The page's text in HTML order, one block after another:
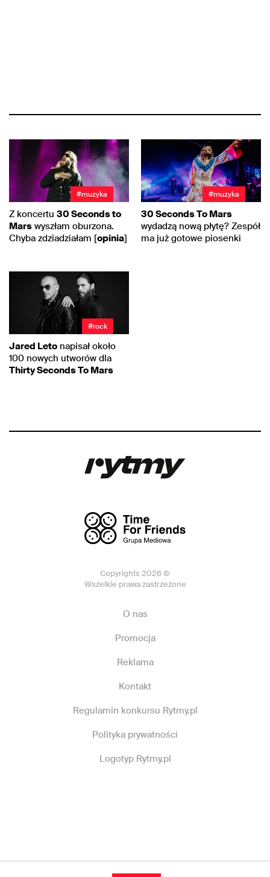
#muzyka
Z koncertu 30 Seconds to
Mars wyszłam oburzona.
Chyba zdziadziałam [opinia]
#muzyka
30 Seconds To Mars
wydadzą nową płytę? Zespół
ma już gotowe piosenki
#rock
Jared Leto napisał około
100 nowych utworów dla
Thirty Seconds To Mars
Copyrights 2026 ©
Wszelkie prawa zastrzeżone
O nas
Promocja
Reklama
Kontakt
Regulamin konkursu Rytmy.pl
Polityka prywatności
Logotyp Rytmy.pl